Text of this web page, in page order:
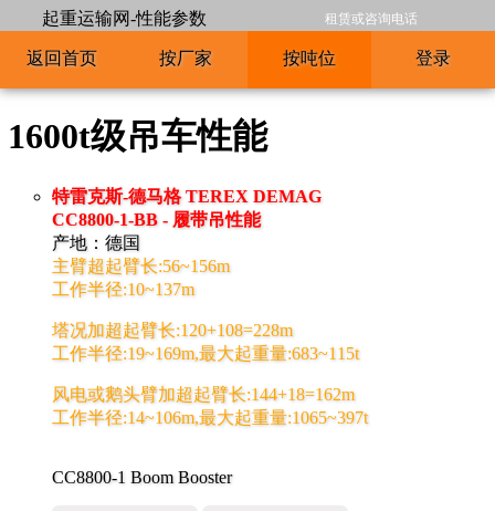
起重运输网-性能参数 租赁或咨询电话
返回首页 按厂家 按吨位 登录
1600t级吊车性能
特雷克斯-德马格 TEREX DEMAG
CC8800-1-BB - 履带吊性能
产地：德国
主臂超起臂长:56~156m
工作半径:10~137m
塔况加超起臂长:120+108=228m
工作半径:19~169m,最大起重量:683~115t
风电或鹅头臂加超起臂长:144+18=162m
工作半径:14~106m,最大起重量:1065~397t
CC8800-1 Boom Booster